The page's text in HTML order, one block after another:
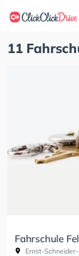
11
Fahrschule
Ernst-